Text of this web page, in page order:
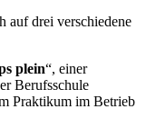
auf drei verschiedene
plein“, einer
Berufsschule
Praktikum im Betrieb